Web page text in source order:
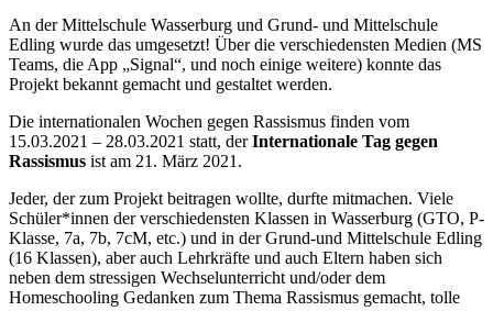
An der Mittelschule Wasserburg und Grund- und Mittelschule
Edling wurde das umgesetzt! Über die verschiedensten Medien (MS
Teams, die App „Signal“, und noch einige weitere) konnte das
Projekt bekannt gemacht und gestaltet werden.
Die internationalen Wochen gegen Rassismus finden vom
15.03.2021 – 28.03.2021 statt, derInternationale Tag gegen
Rassismus ist am 21. März 2021.
Jeder, der zum Projekt beitragen wollte, durfte mitmachen. Viele
Schüler*innen der verschiedensten Klassen in Wasserburg (GTO, P-
Klasse, 7a, 7b, 7cM, etc.) und in der Grund-und Mittelschule Edling
(16 Klassen), aber auch Lehrkräfte und auch Eltern haben sich
neben dem stressigen Wechselunterricht und/oder dem
Homeschooling Gedanken zum Thema Rassismus gemacht, tolle